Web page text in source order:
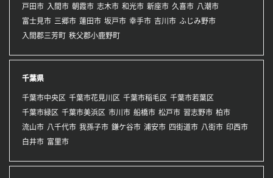
戸田市 入間市 朝霞市 志木市 和光市 新座市 久喜市 八潮市
富士見市 三郷市 蓮田市 坂戸市 幸手市 吉川市 ふじみ野市
入間郡三芳町 秩父郡小鹿野町
千葉県
千葉市中央区 千葉市花見川区 千葉市稲毛区 千葉市若葉区
千葉市緑区 千葉市美浜区 市川市 船橋市 松戸市 習志野市 柏市
流山市 八千代市 我孫子市 鎌ケ谷市 浦安市 四街道市 八街市 印西市
白井市 富里市